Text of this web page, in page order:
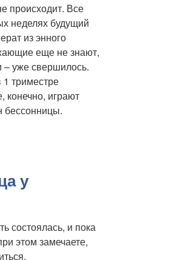
происходит. Все
неделях будущий
из энного
еще не знают,
– уже свершилось.
триместре
играют
бессонницы.
у
состоялась, и пока
этом замечаете,